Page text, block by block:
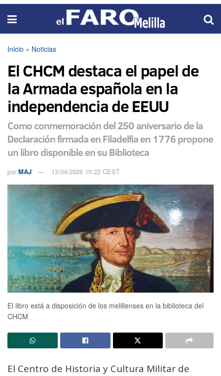
Inicio » Noticias
El CHCM destaca el papel de
la Armada española en la
independencia de EEUU
Como conmemoración del 250 aniversario de la
Declaración firmada en Filadelfia en 1776 propone
un libro disponible en su Biblioteca
por MAJ 13/04/2026 10:22 CEST
El libro está a disposición de los melillenses en la biblioteca del
CHCM
El Centro de Historia y Cultura Militar de